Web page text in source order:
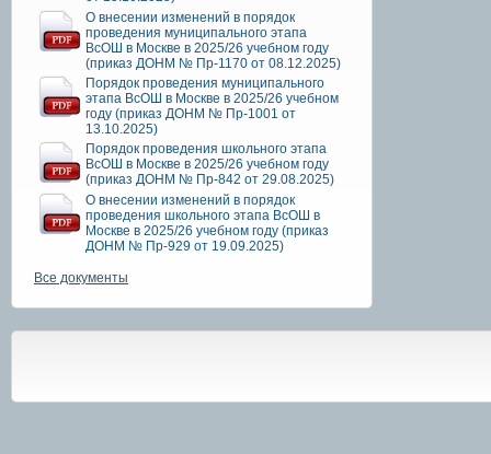
О внесении изменений в порядок
проведения муниципального этапа
ВсОШ в Москве в 2025/26 учебном году
(приказ ДОНМ № Пр-1170 от 08.12.2025)
Порядок проведения муниципального
этапа ВсОШ в Москве в 2025/26 учебном
году (приказ ДОНМ № Пр-1001 от
13.10.2025)
Порядок проведения школьного этапа
ВсОШ в Москве в 2025/26 учебном году
(приказ ДОНМ № Пр-842 от 29.08.2025)
О внесении изменений в порядок
проведения школьного этапа ВсОШ в
Москве в 2025/26 учебном году (приказ
ДОНМ № Пр-929 от 19.09.2025)
Все документы